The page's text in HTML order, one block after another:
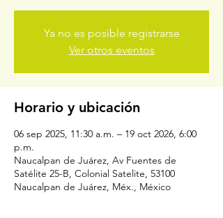
Ya no es posible registrarse
Ver otros eventos
Horario y ubicación
06 sep 2025, 11:30 a.m. – 19 oct 2026, 6:00
p.m.
Naucalpan de Juárez, Av Fuentes de
Satélite 25-B, Colonial Satelite, 53100
Naucalpan de Juárez, Méx., México